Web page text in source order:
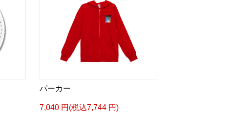
パーカー
7,040 円(税込7,744 円)